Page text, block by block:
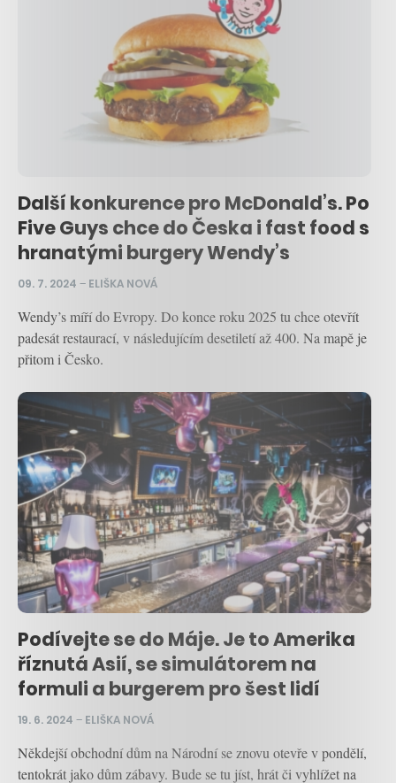
Další konkurence pro McDonald’s. Po
Five Guys chce do Česka i fast food s
hranatými burgery Wendy’s
09. 7. 2024 – ELIŠKA NOVÁ
Wendy’s míří do Evropy. Do konce roku 2025 tu chce otevřít
padesát restaurací, v následujícím desetiletí až 400. Na mapě je
přitom i Česko.
Podívejte se do Máje. Je to Amerika
říznutá Asií, se simulátorem na
formuli a burgerem pro šest lidí
19. 6. 2024 – ELIŠKA NOVÁ
Někdejší obchodní dům na Národní se znovu otevře v pondělí,
tentokrát jako dům zábavy. Bude se tu jíst, hrát či vyhlížet na